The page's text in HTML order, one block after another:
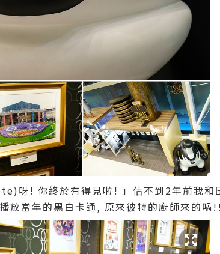
呀! 你終於有得見啦! 」估不到2年前我和
放當年的黑白卡通, 原來彼特的廚師來的喎!!